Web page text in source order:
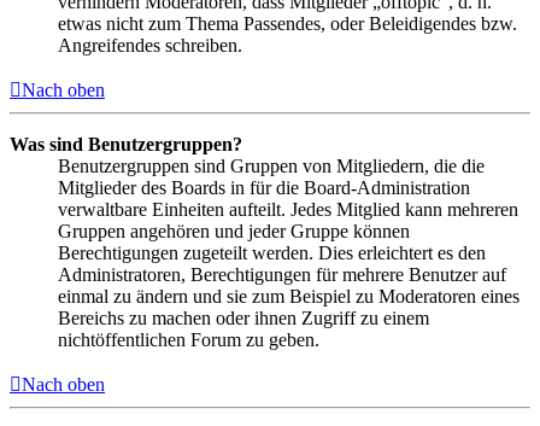
etwas nicht zum Thema Passendes, oder Beleidigendes bzw.
Angreifendes schreiben.
Nach oben
Was sind Benutzergruppen?
Benutzergruppen sind Gruppen von Mitgliedern, die die
Mitglieder des Boards in für die Board-Administration
verwaltbare Einheiten aufteilt. Jedes Mitglied kann mehreren
Gruppen angehören und jeder Gruppe können
Berechtigungen zugeteilt werden. Dies erleichtert es den
Administratoren, Berechtigungen für mehrere Benutzer auf
einmal zu ändern und sie zum Beispiel zu Moderatoren eines
Bereichs zu machen oder ihnen Zugriff zu einem
nichtöffentlichen Forum zu geben.
Nach oben